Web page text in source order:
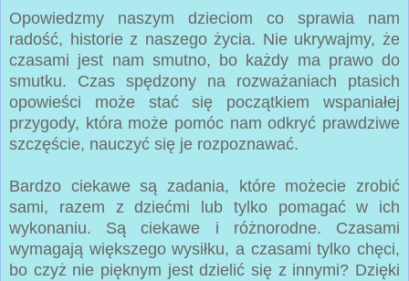
Opowiedzmy naszym dzieciom co sprawia nam
radość, historie z naszego życia. Nie ukrywajmy, że
czasami jest nam smutno, bo każdy ma prawo do
smutku. Czas spędzony na rozważaniach ptasich
opowieści może stać się początkiem wspaniałej
przygody, która może pomóc nam odkryć prawdziwe
szczęście, nauczyć się je rozpoznawać.
Bardzo ciekawe są zadania, które możecie zrobić
sami, razem z dziećmi lub tylko pomagać w ich
wykonaniu. Są ciekawe i różnorodne. Czasami
wymagają większego wysiłku, a czasami tylko chęci,
bo czyż nie pięknym jest dzielić się z innymi? Dzięki